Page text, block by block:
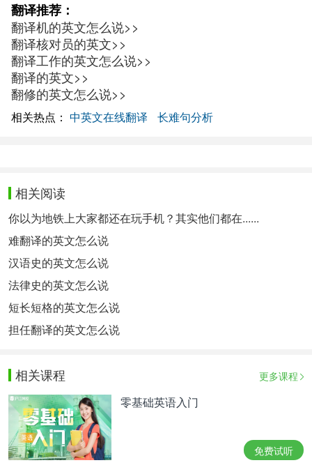
翻译推荐：
翻译机的英文怎么说>>
翻译核对员的英文>>
翻译工作的英文怎么说>>
翻译的英文>>
翻修的英文怎么说>>
相关热点： 中英文在线翻译 长难句分析
相关阅读
你以为地铁上大家都还在玩手机？其实他们都在......
难翻译的英文怎么说
汉语史的英文怎么说
法律史的英文怎么说
短长短格的英文怎么说
担任翻译的英文怎么说
相关课程 更多课程
零基础英语入门
免费试听